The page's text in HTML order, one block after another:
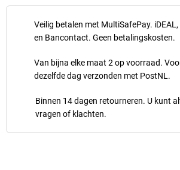
Veilig betalen met MultiSafePay.
en Bancontact. Geen betalingskosten.
Van bijna elke maat 2 op voorraad.
dezelfde dag verzonden met PostNL.
Binnen 14 dagen retourneren. U kunt
vragen of klachten.